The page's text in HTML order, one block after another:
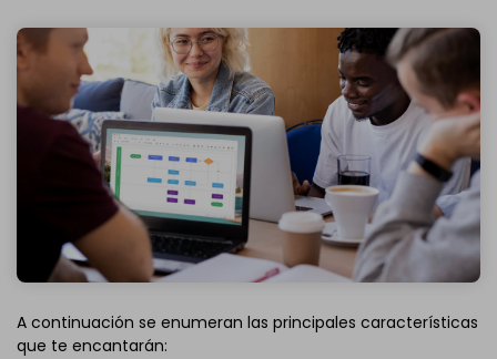
A continuación se enumeran las principales características
que te encantarán: